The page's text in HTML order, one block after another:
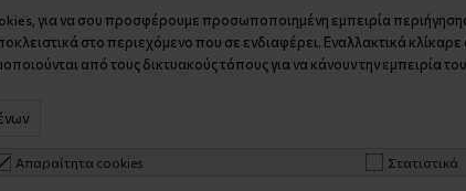
για να σου προσφέρουμε προσωποποιημένη εμπειρία
στο περιεχόμενο που σε ενδιαφέρει. Εναλλακτικά
από τους δικτυακούς τόπους για να κάνουν την εμπειρία
Απαραίτητα cookies Στατιστικά